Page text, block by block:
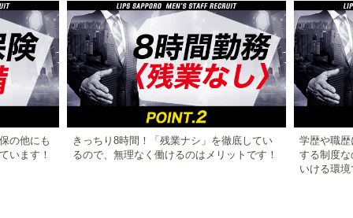
など…
安定した待遇、将来性のある高額の給与が特徴的です。
また、一般業界ではない昇給・昇進スピードの早さがあるのもポ
イント！
新人問わず頑張りと結果次第で、どんどん評価されていく体制と
なっております。
【POINT】
スタッフのほとんどが未経験からスタートしていますが、着実に
仕事を覚えていけるステップアップしていけます。
さらに、店舗業務をこなしていくだけで広告やWEBの知識が身に
の他にも
います！
きっちり8時間！「残業ナシ」を徹底してい
るので、無理なく働けるのはメリットです！
学歴や職
する制度
いける環